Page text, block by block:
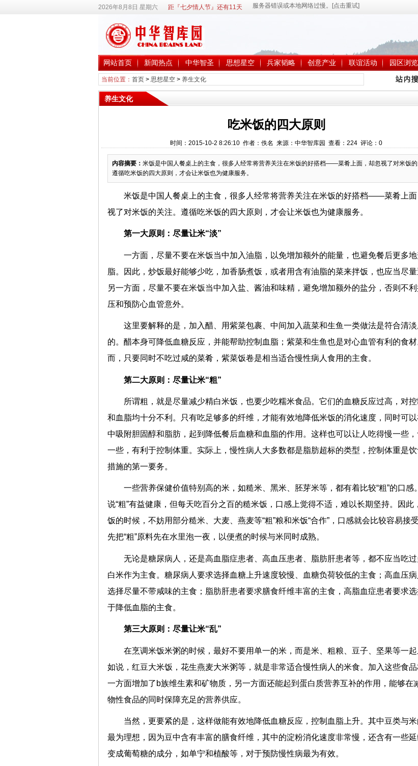
2026年8月8日 星期六 距『七夕情人节』还有11天
网站首页 新闻热点 中华智圣 思想星空 兵家韬略 创意产业 联谊活动 园区浏览
当前位置： 首页> 思想星空> 养生文化
养生文化
吃米饭的四大原则
时间：2015-10-2 8:26:10 作者：佚名 来源：中华智库园 查看： 224 评论： 0
内容摘要： 米饭是中国人餐桌上的主食，很多人经常将营养关注在米饭的好搭档——菜肴上面，却忽视了对米饭的
遵循吃米饭的四大原则，才会让米饭也为健康服务。
米饭是中国人餐桌上的主食，很多人经常将营养关注在米饭的好搭档——菜肴上面
视了对米饭的关注。遵循吃米饭的四大原则，才会让米饭也为健康服务。
第一大原则：尽量让米“淡”
一方面，尽量不要在米饭当中加入油脂，以免增加额外的能量，也避免餐后更多地
脂。因此，炒饭最好能够少吃，加香肠煮饭，或者用含有油脂的菜来拌饭，也应当尽量
另一方面，尽量不要在米饭当中加入盐、酱油和味精，避免增加额外的盐分，否则不利
压和预防心血管意外。
这里要解释的是，加入醋、用紫菜包裹、中间加入蔬菜和生鱼一类做法是符合清淡
的。醋本身可降低血糖反应，并能帮助控制血脂；紫菜和生鱼也是对心血管有利的食
而，只要同时不吃过咸的菜肴，紫菜饭卷是相当适合慢性病人食用的主食。
第二大原则：尽量让米“粗”
所谓粗，就是尽量减少精白米饭，也要少吃糯米食品。它们的血糖反应过高，对
和血脂均十分不利。只有吃足够多的纤维，才能有效地降低米饭的消化速度，同时可
中吸附胆固醇和脂肪，起到降低餐后血糖和血脂的作用。这样也可以让人吃得慢一些
一些，有利于控制体重。实际上，慢性病人大多数都是脂肪超标的类型，控制体重是
措施的第一要务。
一些营养保健价值特别高的米，如糙米、黑米、胚芽米等，都有着比较“粗”的口感
说“粗”有益健康，但每天吃百分之百的糙米饭，口感上觉得不适，难以长期坚持。因此
饭的时候，不妨用部分糙米、大麦、燕麦等“粗”粮和米饭“合作”，口感就会比较容易接
先把“粗”原料先在水里泡一夜，以便煮的时候与米同时成熟。
无论是糖尿病人，还是高血脂症患者、高血压患者、脂肪肝患者等，都不应当吃
白米作为主食。糖尿病人要求选择血糖上升速度较慢、血糖负荷较低的主食；高血压
选择尽量不带咸味的主食；脂肪肝患者要求膳食纤维丰富的主食，高脂血症患者要求选
于降低血脂的主食。
第三大原则：尽量让米“乱”
在烹调米饭米粥的时候，最好不要用单一的米，而是米、粗粮、豆子、坚果等一
如说，红豆大米饭，花生燕麦大米粥等，就是非常适合慢性病人的米食。加入这些食品
一方面增加了b族维生素和矿物质，另一方面还能起到蛋白质营养互补的作用，能够在
物性食品的同时保障充足的营养供应。
当然，更要紧的是，这样做能有效地降低血糖反应，控制血脂上升。其中豆类与
最为理想，因为豆中含有丰富的膳食纤维，其中的淀粉消化速度非常慢，还含有一些
变成葡萄糖的成分，如单宁和植酸等，对于预防慢性病最为有效。